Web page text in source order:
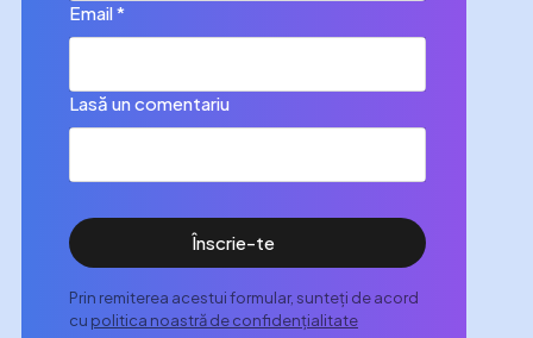
Email *
Lasă un comentariu
Înscrie-te
Prin remiterea acestui formular, sunteți de acord
cu politica noastră de confidențialitate